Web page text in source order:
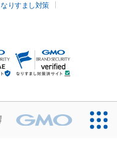
なりすまし対策